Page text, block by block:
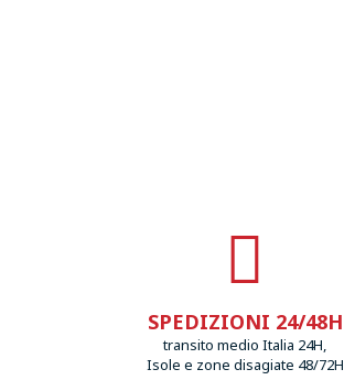
SPEDIZIONI 24/48H
transito medio Italia 24H,
Isole e zone disagiate 48/72H